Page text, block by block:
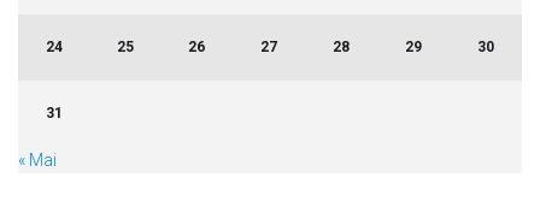
24 25 26 27 28 29 30
31
« Mai